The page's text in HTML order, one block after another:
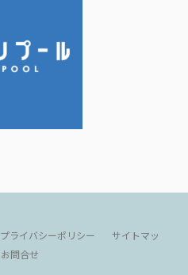
プライバシーポリシー
サイトマッ
お問合せ